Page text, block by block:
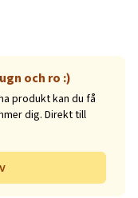
och ro :)
produkt kan du få
dig. Direkt till